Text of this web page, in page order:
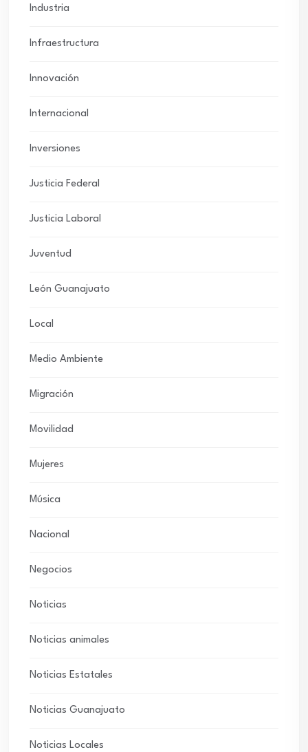
Industria
Infraestructura
Innovación
Internacional
Inversiones
Justicia Federal
Justicia Laboral
Juventud
León Guanajuato
Local
Medio Ambiente
Migración
Movilidad
Mujeres
Música
Nacional
Negocios
Noticias
Noticias animales
Noticias Estatales
Noticias Guanajuato
Noticias Locales